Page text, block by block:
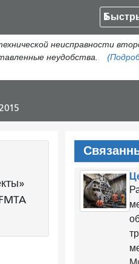
неисправности
неудобства.